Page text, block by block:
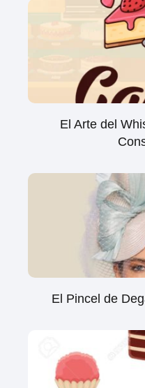
El Arte del
El Pincel de